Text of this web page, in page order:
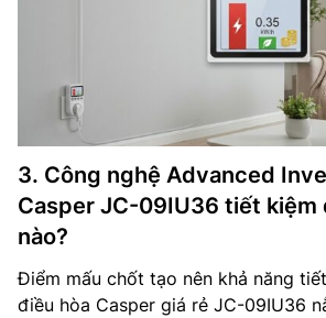
3. Công nghệ Advanced
Casper JC-09IU36 tiết kiệm
nào?
Điểm mấu chốt tạo nên khả năng
điều hòa Casper giá rẻ JC-09IU36